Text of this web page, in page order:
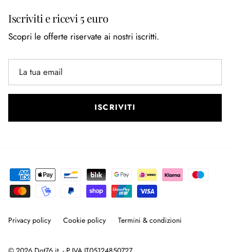
Iscriviti e ricevi 5 euro
Scopri le offerte riservate ai nostri iscritti.
ISCRIVITI
Privacy policy Cookie policy Termini & condizioni